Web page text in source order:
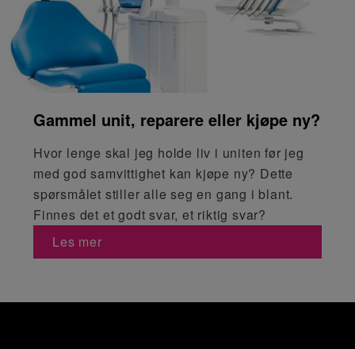
Gammel unit, reparere eller kjøpe ny?
Hvor lenge skal jeg holde liv i uniten før jeg
med god samvittighet kan kjøpe ny? Dette
spørsmålet stiller alle seg en gang i blant.
Finnes det et godt svar, et riktig svar?
Les mer